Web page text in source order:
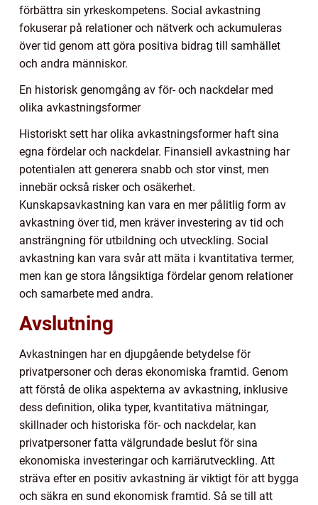
förbättra sin yrkeskompetens. Social avkastning
fokuserar på relationer och nätverk och ackumuleras
över tid genom att göra positiva bidrag till samhället
och andra människor.
En historisk genomgång av för- och nackdelar med
olika avkastningsformer
Historiskt sett har olika avkastningsformer haft sina
egna fördelar och nackdelar. Finansiell avkastning har
potentialen att generera snabb och stor vinst, men
innebär också risker och osäkerhet.
Kunskapsavkastning kan vara en mer pålitlig form av
avkastning över tid, men kräver investering av tid och
ansträngning för utbildning och utveckling. Social
avkastning kan vara svår att mäta i kvantitativa termer,
men kan ge stora långsiktiga fördelar genom relationer
och samarbete med andra.
Avslutning
Avkastningen har en djupgående betydelse för
privatpersoner och deras ekonomiska framtid. Genom
att förstå de olika aspekterna av avkastning, inklusive
dess definition, olika typer, kvantitativa mätningar,
skillnader och historiska för- och nackdelar, kan
privatpersoner fatta välgrundade beslut för sina
ekonomiska investeringar och karriärutveckling. Att
sträva efter en positiv avkastning är viktigt för att bygga
och säkra en sund ekonomisk framtid. Så se till att